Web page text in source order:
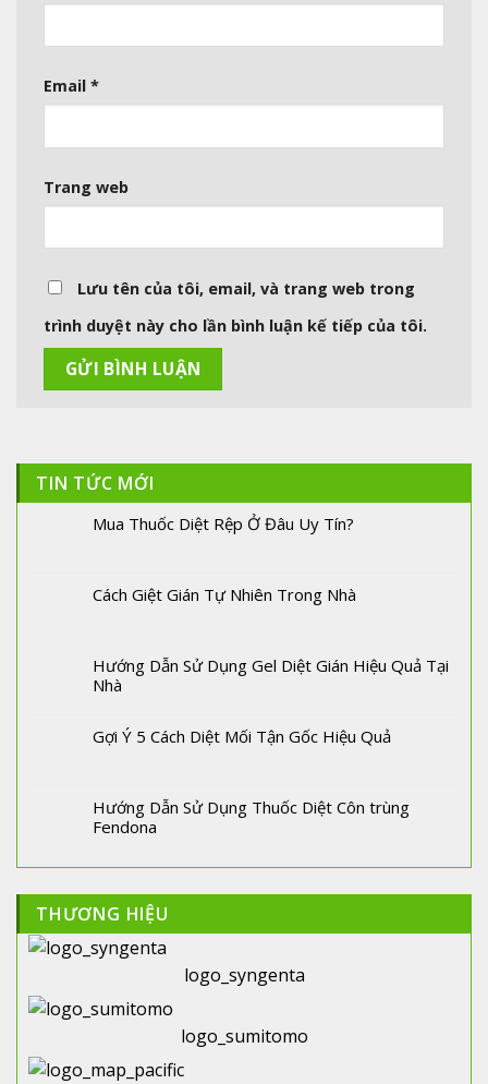
Email *
Trang web
Lưu tên của tôi, email, và trang web trong
trình duyệt này cho lần bình luận kế tiếp của tôi.
TIN TỨC MỚI
Mua Thuốc Diệt Rệp Ở Đâu Uy Tín?
Cách Giệt Gián Tự Nhiên Trong Nhà
Hướng Dẫn Sử Dụng Gel Diệt Gián Hiệu Quả Tại
Nhà
Gợi Ý 5 Cách Diệt Mối Tận Gốc Hiệu Quả
Hướng Dẫn Sử Dụng Thuốc Diệt Côn trùng
Fendona
THƯƠNG HIỆU
logo_syngenta
logo_sumitomo